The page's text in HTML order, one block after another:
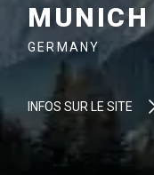
MUNICH
GERMANY
INFOS SUR LE SITE